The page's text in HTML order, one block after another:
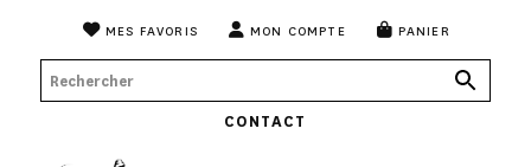
MES FAVORIS MON COMPTE PANIER
CONTACT